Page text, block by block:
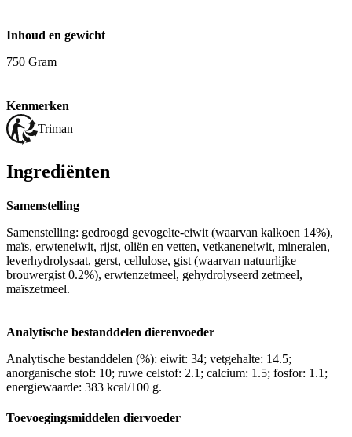
Inhoud en gewicht
750 Gram
Kenmerken
Triman
Ingrediënten
Samenstelling
Samenstelling: gedroogd gevogelte-eiwit (waarvan kalkoen 14%),
maïs, erwteneiwit, rijst, oliën en vetten, vetkaneneiwit, mineralen,
leverhydrolysaat, gerst, cellulose, gist (waarvan natuurlijke
brouwergist 0.2%), erwtenzetmeel, gehydrolyseerd zetmeel,
maïszetmeel.
Analytische bestanddelen dierenvoeder
Analytische bestanddelen (%): eiwit: 34; vetgehalte: 14.5;
anorganische stof: 10; ruwe celstof: 2.1; calcium: 1.5; fosfor: 1.1;
energiewaarde: 383 kcal/100 g.
Toevoegingsmiddelen diervoeder